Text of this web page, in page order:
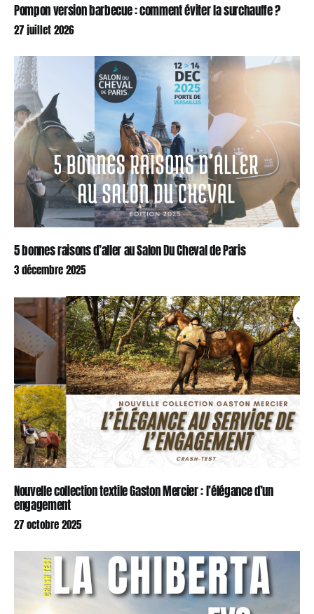
Pompon version barbecue : comment éviter la surchauffe ?
27 juillet 2026
5 bonnes raisons d’aller au Salon Du Cheval de Paris
3 décembre 2025
Nouvelle collection textile Gaston Mercier : l’élégance d’un
engagement
27 octobre 2025